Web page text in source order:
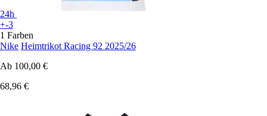
24h
+-3
1 Farben
Nike Heimtrikot Racing 92 2025/26
Ab 100,00 €
68,96 €